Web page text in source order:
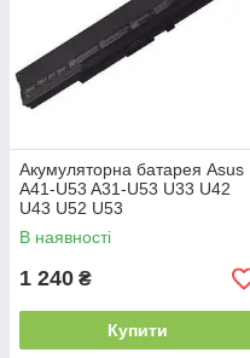
Акумуляторна батарея Asus
A41-U53 A31-U53 U33 U42
U43 U52 U53
В наявності
1 240 ₴
Купити